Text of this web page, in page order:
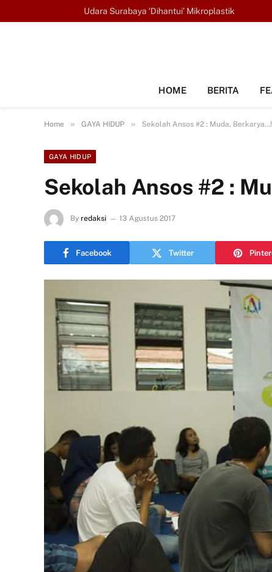
Udara Surabaya ‘Dihantui’ Mikroplastik
HOME BERITA
Home » GAYA HIDUP » Sekolah Ansos #2 : Muda,
GAYA HIDUP
Sekolah Ansos #2 :
By redaksi 13 Agustus 2017
Facebook Twitter